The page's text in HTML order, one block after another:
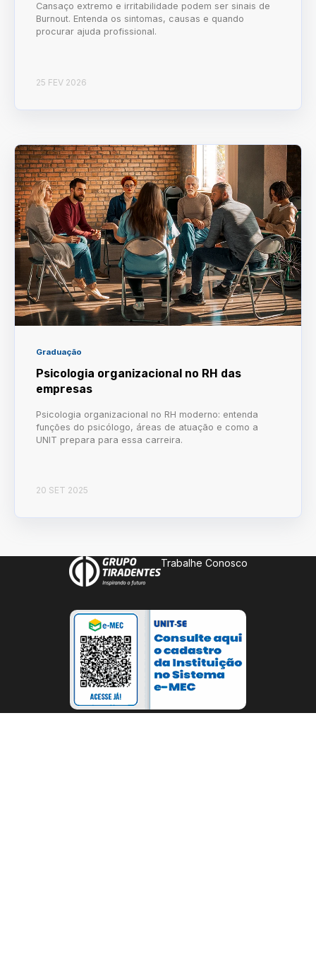
Cansaço extremo e irritabilidade podem ser sinais de
Burnout. Entenda os sintomas, causas e quando
procurar ajuda profissional.
25 FEV 2026
Graduação
Psicologia organizacional no RH das
empresas
Psicologia organizacional no RH moderno: entenda
funções do psicólogo, áreas de atuação e como a
UNIT prepara para essa carreira.
20 SET 2025
Trabalhe Conosco